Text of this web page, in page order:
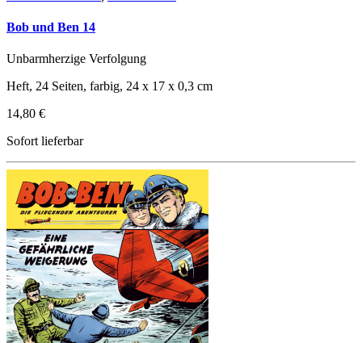
Bob und Ben 14
Unbarmherzige Verfolgung
Heft, 24 Seiten, farbig, 24 x 17 x 0,3 cm
14,80 €
Sofort lieferbar